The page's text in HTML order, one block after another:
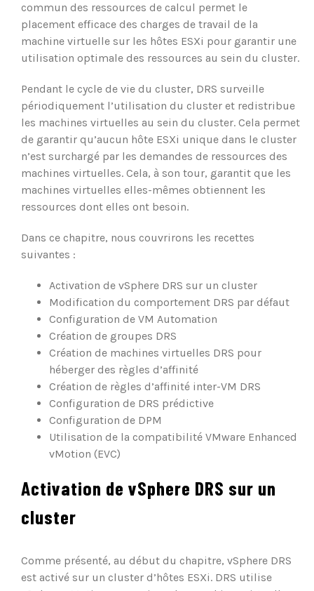
commun des ressources de calcul permet le
placement efficace des charges de travail de la
machine virtuelle sur les hôtes ESXi pour garantir une
utilisation optimale des ressources au sein du cluster.
Pendant le cycle de vie du cluster, DRS surveille
périodiquement l’utilisation du cluster et redistribue
les machines virtuelles au sein du cluster. Cela permet
de garantir qu’aucun hôte ESXi unique dans le cluster
n’est surchargé par les demandes de ressources des
machines virtuelles. Cela, à son tour, garantit que les
machines virtuelles elles-mêmes obtiennent les
ressources dont elles ont besoin.
Dans ce chapitre, nous couvrirons les recettes
suivantes :
Activation de vSphere DRS sur un cluster
Modification du comportement DRS par défaut
Configuration de VM Automation
Création de groupes DRS
Création de machines virtuelles DRS pour
héberger des règles d’affinité
Création de règles d’affinité inter-VM DRS
Configuration de DRS prédictive
Configuration de DPM
Utilisation de la compatibilité VMware Enhanced
vMotion (EVC)
Activation de vSphere DRS sur un
cluster
Comme présenté, au début du chapitre, vSphere DRS
est activé sur un cluster d’hôtes ESXi. DRS utilise